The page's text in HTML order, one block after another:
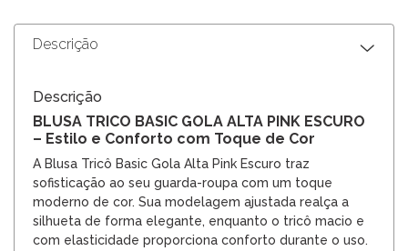
Descrição
Descrição
BLUSA TRICO BASIC GOLA ALTA PINK ESCURO
– Estilo e Conforto com Toque de Cor
A Blusa Tricô Basic Gola Alta Pink Escuro traz
sofisticação ao seu guarda-roupa com um toque
moderno de cor. Sua modelagem ajustada realça a
silhueta de forma elegante, enquanto o tricô macio e
com elasticidade proporciona conforto durante o uso.